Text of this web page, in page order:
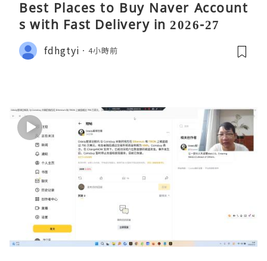
Best Places to Buy Naver Account
s with Fast Delivery in 2026-27
fdhgtyi 4小時前